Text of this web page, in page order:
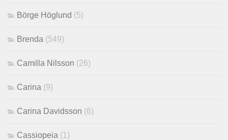
Börge Höglund (5)
Brenda (549)
Camilla Nilsson (26)
Carina (9)
Carina Davidsson (6)
Cassiopeia (1)